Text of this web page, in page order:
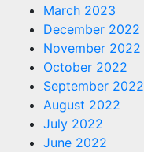
March 2023
December 2022
November 2022
October 2022
September 2022
August 2022
July 2022
June 2022